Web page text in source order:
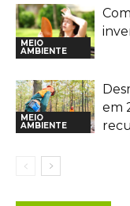
MEIO
AMBIENTE
MEIO
AMBIENTE
em